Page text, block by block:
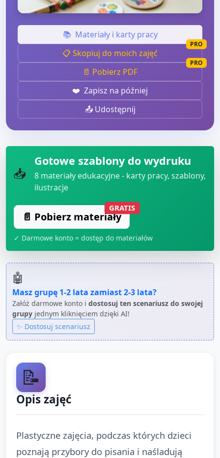
📚 Materiały i karty pracy
📋 Skopiuj do moich zajęć
PRO
📄 Pobierz PDF
PRO
❤️ Zapisz na później
📤 Udostępnij
📥
Gotowe szablony do wydruku
8 materiały edukacyjne - karty pracy, szablony,
ilustracje
📄 Pobierz materiały
GRATIS
✓ Darmowe konto = dostęp do materiałów
🤖
Masz grupę 1-2 lata zamiast2-3 lata?
Załóż darmowe konto i dostosuj ten scenariusz do swojej
grupy jednym kliknięciem dzięki AI!
✨ Dostosuj scenariusz
📝
Opis zajęć
Plastyczne zajęcia, podczas których dzieci
poznają przybory do pisania i naśladują